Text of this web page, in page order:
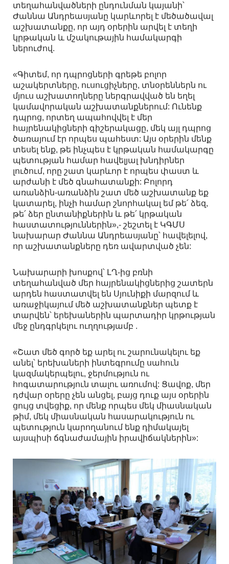
տեղահանվածների ընդունման կայանի՝
Ժաննա Անդրեասյանը կարևորել է մեծածավալ
աշխատանքը, որ այդ օրերին արվել է տեղի
կրթական և մշակութային համակարգի
ներուժով.
«Գիտեմ, որ դպրոցների գրեթե բոլոր
աշակերտները, ուսուցիչները, տնօրեններն ու
մյուս աշխատողները ներգրավված են եղել
կամավորական աշխատանքներում: Ունենք
դպրոց, որտեղ ապահովվել է մեր
հայրենակիցների գիշերակացը, մեկ այլ դպրոց
ծառայում էր որպես պահեստ: Այս օրերին մենք
տեսել ենք, թե ինչպես է կրթական համակարգը
պետության համար հավելյալ խնդիրներ
լուծում, որը շատ կարևոր է որպես փաստ և
արժանի է մեծ գնահատանքի: Բոլորդ
առանձին-առանձին շատ մեծ աշխատանք եք
կատարել, ինչի համար շնորհակալ եմ թե՛ ձեզ,
թե՛ ձեր ընտանիքներին և թե՛ կրթական
հաստատություններին»,- շեշտել է ԿԳՄՍ
նախարար Ժաննա Անդրեասյանը՝ հավելելով,
որ աշխատանքները դեռ ավարտված չեն:
Նախարարի խոսքով՝ ԼՂ-ից բռնի
տեղահանված մեր հայրենակիցներից շատերն
արդեն հաստատվել են Սյունիքի մարզում և
առաջիկայում մեծ աշխատանքներ պետք է
տարվեն՝ երեխաներին պարտադիր կրթության
մեջ ընդգրկելու ուղղությամբ .
«Շատ մեծ գործ եք արել ու շարունակելու եք
անել՝ երեխաների ինտեգրումը սահուն
կազմակերպելու, ջերմություն ու
հոգատարություն տալու առումով: Ցավոք, մեր
դժվար օրերը չեն անցել, բայց դուք այս օրերին
ցույց տվեցիք, որ մենք որպես մեկ միասնական
թիմ, մեկ միասնական հասարակություն ու
պետություն կարողանում ենք դիմակայել
այսպիսի ճգնաժամային իրավիճակներին»: